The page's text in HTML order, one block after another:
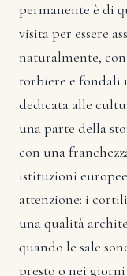
permanente è di
visita per essere
naturalmente,
torbiere e fondali
dedicata alle
una parte della
con una
istituzioni
attenzione: i
una qualità
quando le sale
presto o nei